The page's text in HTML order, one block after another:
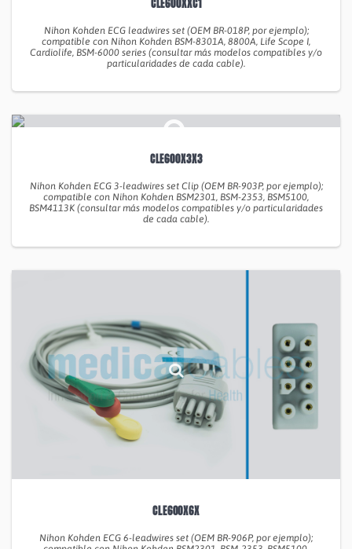
CLE600XXC1
Nihon Kohden ECG leadwires set (OEM BR-018P, por ejemplo);
compatible con Nihon Kohden BSM-8301A, 8800A, Life Scope I,
Cardiolife, BSM-6000 series (consultar más modelos compatibles y/o
particularidades de cada cable).
CLE600X3X3
Nihon Kohden ECG 3-leadwires set Clip (OEM BR-903P, por ejemplo);
compatible con Nihon Kohden BSM2301, BSM-2353, BSM5100,
BSM4113K (consultar más modelos compatibles y/o particularidades
de cada cable).
CLE600X6X
Nihon Kohden ECG 6-leadwires set (OEM BR-906P, por ejemplo);